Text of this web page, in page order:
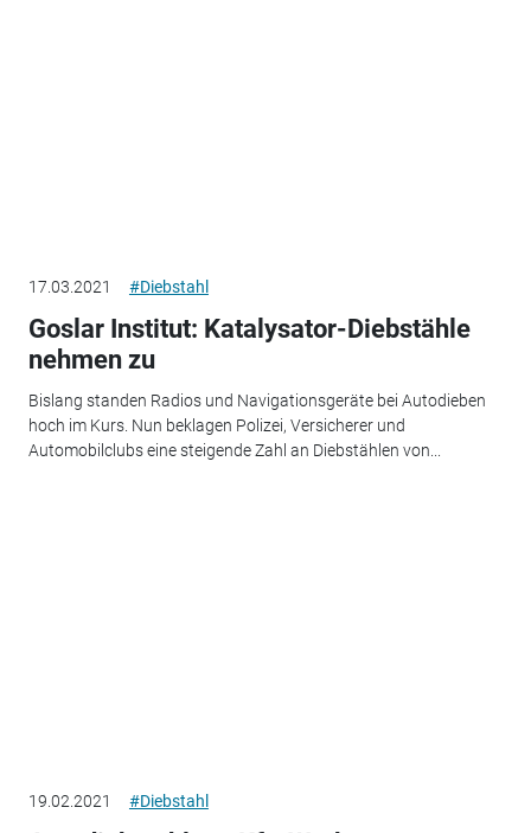
17.03.2021 #Diebstahl
Goslar Institut: Katalysator-Diebstähle
nehmen zu
Bislang standen Radios und Navigationsgeräte bei Autodieben
hoch im Kurs. Nun beklagen Polizei, Versicherer und
Automobilclubs eine steigende Zahl an Diebstählen von...
19.02.2021 #Diebstahl